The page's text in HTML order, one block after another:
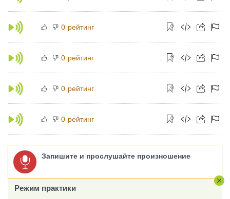
0 рейтинг
0 рейтинг
0 рейтинг
0 рейтинг
Запишите и прослушайте произношение
Режим практики